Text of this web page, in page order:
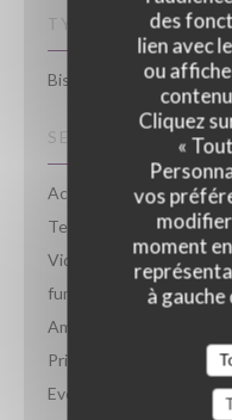
des
lien avec
ou
Cliquez
«
vos
moment
à gauche
TYPE DE
Bistrot, Restaurant
SERVICES
Accès aux personnes à
Terrasse, Vestiaire,
Vidéoprojecteur / Micro,
fumeurs, Veggie
Ambiance musicale,
Privatisation,
Evénementiel